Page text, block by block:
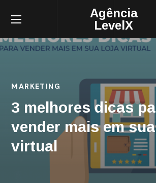
Agência
LevelX
MARKETING
3 melhores dicas
vender mais em
virtual